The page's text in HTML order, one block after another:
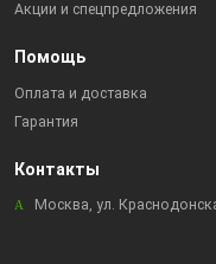
Акции и спецпредложения
Помощь
Оплата и доставка
Гарантия
Контакты
Москва, ул.